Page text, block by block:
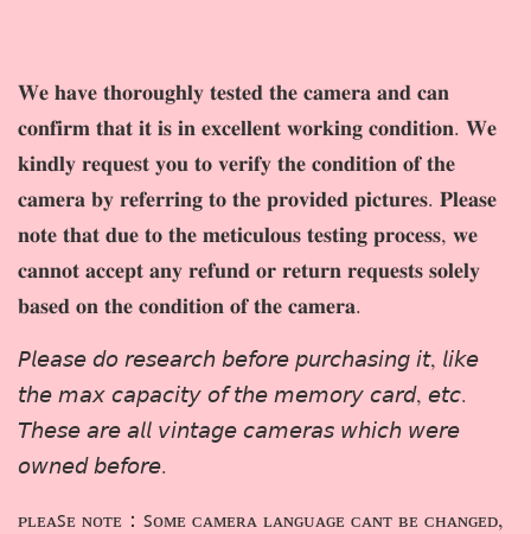
𝐖𝐞 𝐡𝐚𝐯𝐞 𝐭𝐡𝐨𝐫𝐨𝐮𝐠𝐡𝐥𝐲 𝐭𝐞𝐬𝐭𝐞𝐝 𝐭𝐡𝐞 𝐜𝐚𝐦𝐞𝐫𝐚 𝐚𝐧𝐝 𝐜𝐚𝐧
𝐜𝐨𝐧𝐟𝐢𝐫𝐦 𝐭𝐡𝐚𝐭 𝐢𝐭 𝐢𝐬 𝐢𝐧 𝐞𝐱𝐜𝐞𝐥𝐥𝐞𝐧𝐭 𝐰𝐨𝐫𝐤𝐢𝐧𝐠 𝐜𝐨𝐧𝐝𝐢𝐭𝐢𝐨𝐧. 𝐖𝐞
𝐤𝐢𝐧𝐝𝐥𝐲 𝐫𝐞𝐪𝐮𝐞𝐬𝐭 𝐲𝐨𝐮 𝐭𝐨 𝐯𝐞𝐫𝐢𝐟𝐲 𝐭𝐡𝐞 𝐜𝐨𝐧𝐝𝐢𝐭𝐢𝐨𝐧 𝐨𝐟 𝐭𝐡𝐞
𝐜𝐚𝐦𝐞𝐫𝐚 𝐛𝐲 𝐫𝐞𝐟𝐞𝐫𝐫𝐢𝐧𝐠 𝐭𝐨 𝐭𝐡𝐞 𝐩𝐫𝐨𝐯𝐢𝐝𝐞𝐝 𝐩𝐢𝐜𝐭𝐮𝐫𝐞𝐬. 𝐏𝐥𝐞𝐚𝐬𝐞
𝐧𝐨𝐭𝐞 𝐭𝐡𝐚𝐭 𝐝𝐮𝐞 𝐭𝐨 𝐭𝐡𝐞 𝐦𝐞𝐭𝐢𝐜𝐮𝐥𝐨𝐮𝐬 𝐭𝐞𝐬𝐭𝐢𝐧𝐠 𝐩𝐫𝐨𝐜𝐞𝐬𝐬, 𝐰𝐞
𝐜𝐚𝐧𝐧𝐨𝐭 𝐚𝐜𝐜𝐞𝐩𝐭 𝐚𝐧𝐲 𝐫𝐞𝐟𝐮𝐧𝐝 𝐨𝐫 𝐫𝐞𝐭𝐮𝐫𝐧 𝐫𝐞𝐪𝐮𝐞𝐬𝐭𝐬 𝐬𝐨𝐥𝐞𝐥𝐲
𝐛𝐚𝐬𝐞𝐝 𝐨𝐧 𝐭𝐡𝐞 𝐜𝐨𝐧𝐝𝐢𝐭𝐢𝐨𝐧 𝐨𝐟 𝐭𝐡𝐞 𝐜𝐚𝐦𝐞𝐫𝐚.
𝘗𝘭𝘦𝘢𝘴𝘦 𝘥𝘰 𝘳𝘦𝘴𝘦𝘢𝘳𝘤𝘩 𝘣𝘦𝘧𝘰𝘳𝘦 𝘱𝘶𝘳𝘤𝘩𝘢𝘴𝘪𝘯𝘨 𝘪𝘵, 𝘭𝘪𝘬𝘦
𝘵𝘩𝘦 𝘮𝘢𝘹 𝘤𝘢𝘱𝘢𝘤𝘪𝘵𝘺 𝘰𝘧 𝘵𝘩𝘦 𝘮𝘦𝘮𝘰𝘳𝘺 𝘤𝘢𝘳𝘥, 𝘦𝘵𝘤.
𝘛𝘩𝘦𝘴𝘦 𝘢𝘳𝘦 𝘢𝘭𝘭 𝘷𝘪𝘯𝘵𝘢𝘨𝘦 𝘤𝘢𝘮𝘦𝘳𝘢𝘴 𝘸𝘩𝘪𝘤𝘩 𝘸𝘦𝘳𝘦
𝘰𝘸𝘯𝘦𝘥 𝘣𝘦𝘧𝘰𝘳𝘦.
ᴘʟᴇᴀꜱᴇ ɴᴏᴛᴇ：ꜱᴏᴍᴇ ᴄᴀᴍᴇʀᴀ ʟᴀɴɢᴜᴀɢᴇ ᴄᴀɴᴛ ʙᴇ ᴄʜᴀɴɢᴇᴅ,